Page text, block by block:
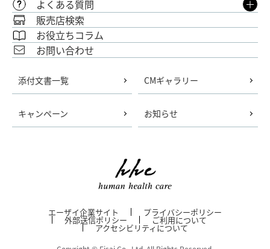
よくある質問
販売店検索
お役立ちコラム
お問い合わせ
添付文書一覧 CMギャラリー
キャンペーン お知らせ
エーザイ企業サイト プライバシーポリシー
外部送信ポリシー ご利用について
アクセシビリティについて